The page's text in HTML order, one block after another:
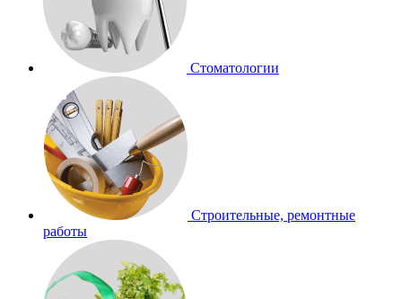
Стоматологии
Строительные, ремонтные
работы